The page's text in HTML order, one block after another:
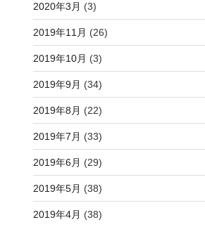
2020年3月 (3)
2019年11月 (26)
2019年10月 (3)
2019年9月 (34)
2019年8月 (22)
2019年7月 (33)
2019年6月 (29)
2019年5月 (38)
2019年4月 (38)